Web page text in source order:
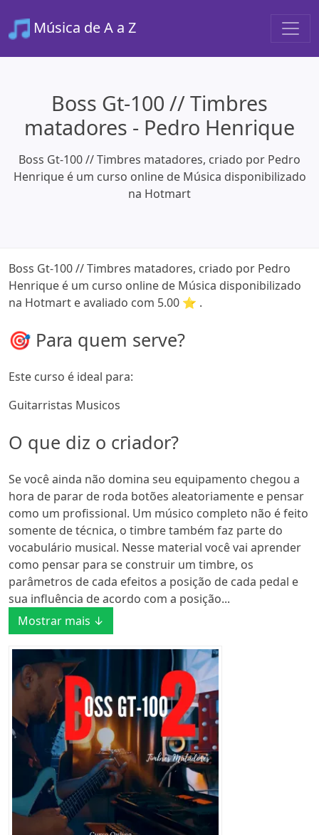
Música de A a Z
Boss Gt-100 // Timbres
matadores - Pedro Henrique
Boss Gt-100 // Timbres matadores, criado por Pedro
Henrique é um curso online de Música disponibilizado
na Hotmart
Boss Gt-100 // Timbres matadores, criado por Pedro
Henrique é um curso online de Música disponibilizado
na Hotmart e avaliado com 5.00 ⭐ .
🎯 Para quem serve?
Este curso é ideal para:
Guitarristas Musicos
O que diz o criador?
Se você ainda não domina seu equipamento chegou a
hora de parar de roda botões aleatoriamente e pensar
como um profissional. Um músico completo não é feito
somente de técnica, o timbre também faz parte do
vocabulário musical. Nesse material você vai aprender
como pensar para se construir um timbre, os
parâmetros de cada efeitos a posição de cada pedal e
sua influência de acordo com a posição...
Mostrar mais ↓